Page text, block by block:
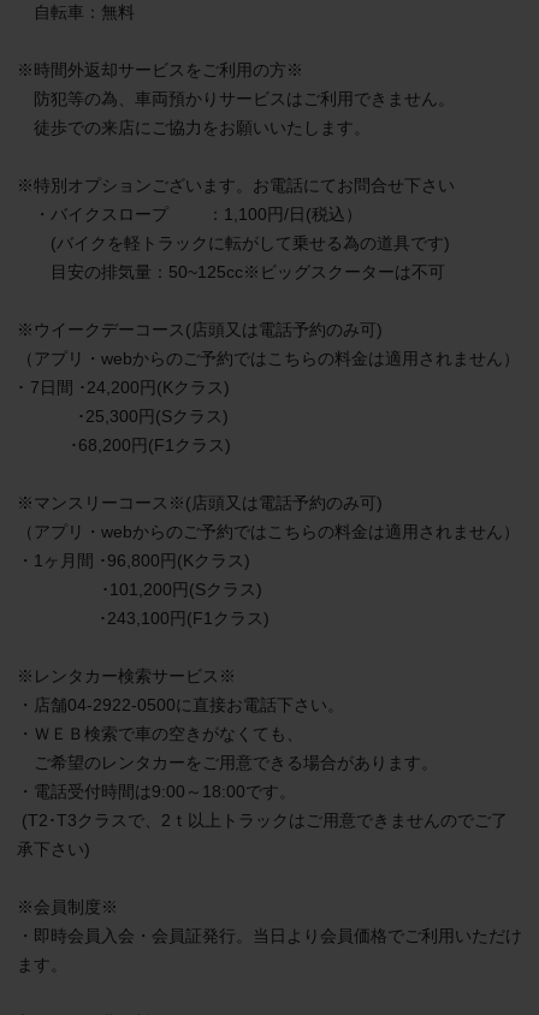
自転車：無料
※時間外返却サービスをご利用の方※
防犯等の為、車両預かりサービスはご利用できません。
徒歩での来店にご協力をお願いいたします。
※特別オプションございます。お電話にてお問合せ下さい
・バイクスロープ 　　：1,100円/日(税込）
(バイクを軽トラックに転がして乗せる為の道具です)
目安の排気量：50~125cc※ビッグスクーターは不可
※ウイークデーコース(店頭又は電話予約のみ可)
（アプリ・webからのご予約ではこちらの料金は適用されません）
･ 7日間 ･24,200円(Kクラス)
･25,300円(Sクラス)
※マンスリーコース※(店頭又は電話予約のみ可)
（アプリ・webからのご予約ではこちらの料金は適用されません）
・1ヶ月間 ･96,800円(Kクラス)
･101,200円(Sクラス)
･243,100円(F1クラス)
※レンタカー検索サービス※
・店舗04-2922-0500に直接お電話下さい。
・ＷＥＢ検索で車の空きがなくても、
ご希望のレンタカーをご用意できる場合があります。
・電話受付時間は9:00～18:00です。
承下さい)
※会員制度※
・即時会員入会・会員証発行。当日より会員価格でご利用いただけ
ます。